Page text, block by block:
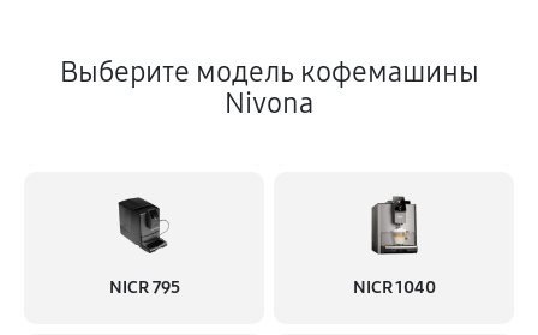
Выберите модель кофемашины
Nivona
NICR 795 NICR 1040